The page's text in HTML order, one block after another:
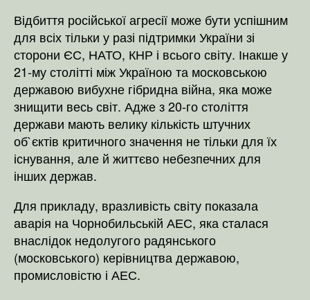
Відбиття російської агресії може бути успішним
для всіх тільки у разі підтримки України зі
сторони ЄС, НАТО, КНР і всього світу. Інакше у
21-му столітті між Україною та московською
державою вибухне гібридна війна, яка може
знищити весь світ. Адже з 20-го століття
держави мають велику кількість штучних
об`єктів критичного значення не тільки для їх
існування, але й життєво небезпечних для
інших держав.
Для прикладу, вразливість світу показала
аварія на Чорнобильській АЕС, яка сталася
внаслідок недолугого радянського
(московського) керівництва державою,
промисловістю і АЕС.